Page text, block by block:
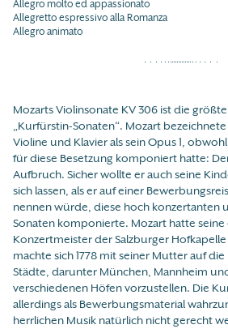
Allegro molto ed appassionato
Allegretto espressivo alla Romanza
Allegro animato
Mozarts Violinsonate KV 306 ist die
„Kurfürstin-Sonaten“. Mozart
Violine und Klavier als sein Opus 1,
für diese Besetzung komponiert hatte:
Aufbruch. Sicher wollte er auch seine
sich lassen, als er auf einer
nennen würde, diese hoch konzertanten
Sonaten komponierte. Mozart hatte seine
Konzertmeister der Salzburger
machte sich 1778 mit seiner Mutter auf
Städte, darunter München, Mannheim
verschiedenen Höfen vorzustellen. Die
allerdings als Bewerbungsmaterial
herrlichen Musik natürlich nicht gerecht